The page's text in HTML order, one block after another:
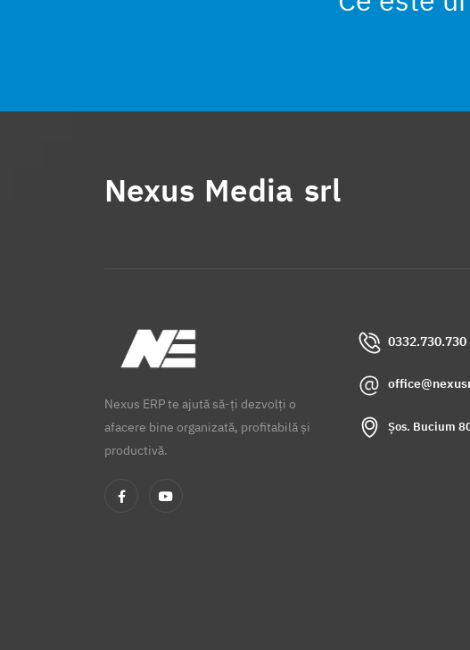
Nexus Media srl
Nexus ERP te ajută să-ți dezvolți o
afacere bine organizată, profitabilă și
productivă.
0332.730.730
Șos. Bucium